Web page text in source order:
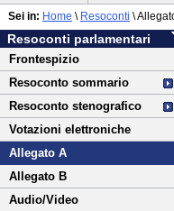
ausilio
alla
navigazione
Menu
di
navigazione
principale
navigazione
principale
menu
di
sezione
Vai
al
contenuto
Resoconti parlamentari
Frontespizio
Resoconto sommario
Resoconto stenografico
Votazioni elettroniche
Allegato A
Allegato B
Audio/Video
Sei in: Home \ Resoconti \